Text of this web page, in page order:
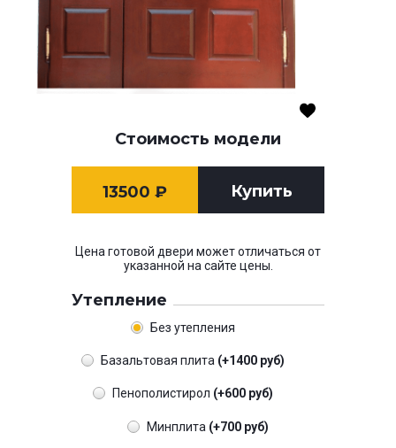
Стоимость модели
13500 ₽ Купить
Цена готовой двери может отличаться от
указанной на сайте цены.
Утепление
Без утепления
Базальтовая плита (+1400 руб)
Пенополистирол (+600 руб)
Минплита (+700 руб)